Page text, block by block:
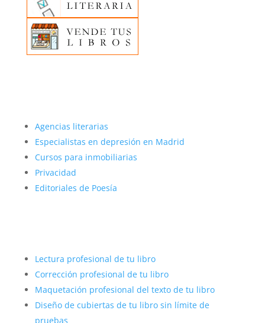
Agencias literarias
Especialistas en depresión en Madrid
Cursos para inmobiliarias
Privacidad
Editoriales de Poesía
Lectura profesional de tu libro
Corrección profesional de tu libro
Maquetación profesional del texto de tu libro
Diseño de cubiertas de tu libro sin límite de
pruebas